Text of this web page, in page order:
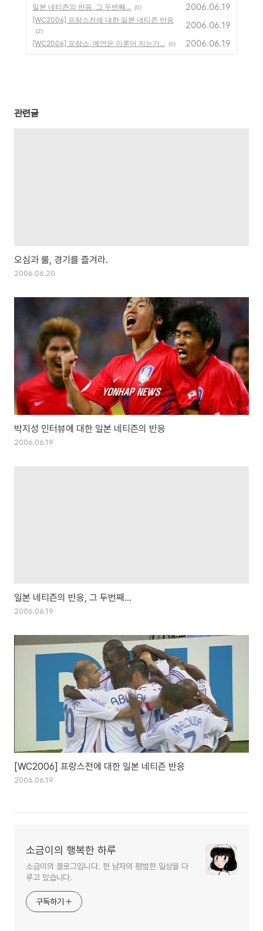
일본 네티즌의 반응, 그 두번째... (0) 2006.06.19
[WC2006] 프랑스전에 대한 일본 네티즌 반응
(2)
2006.06.19
[WC2006] 프랑스, 예언은 이루어 지는가... (0) 2006.06.19
관련글
오심과 룰, 경기를 즐겨라.
2006.06.20
박지성 인터뷰에 대한 일본 네티즌의 반응
2006.06.19
일본 네티즌의 반응, 그 두번째...
2006.06.19
[WC2006] 프랑스전에 대한 일본 네티즌 반응
2006.06.19
소금이의 행복한 하루
소금이의 블로그입니다. 한 남자의 평범한 일상을 다
루고 있습니다.
구독하기